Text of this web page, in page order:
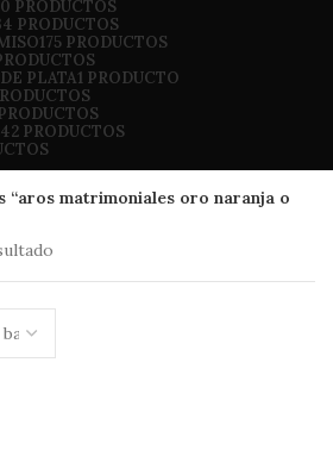
PRODUCTOS
PRODUCTOS
175 PRODUCTOS
PLATA1 PRODUCTO
42 PRODUCTOS
“aros matrimoniales oro naranja o